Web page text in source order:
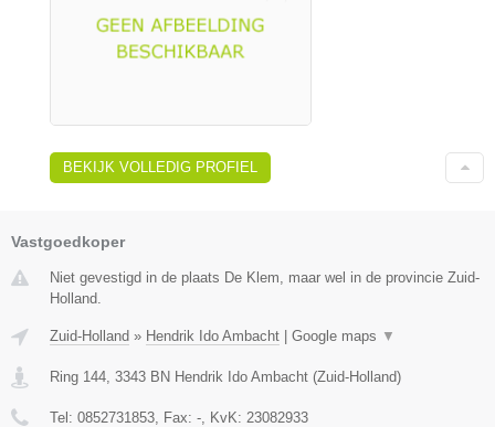
BEKIJK VOLLEDIG PROFIEL
Vastgoedkoper
Niet gevestigd in de plaats De Klem, maar wel in de provincie Zuid-
Holland.
Zuid-Holland » Hendrik Ido Ambacht Google maps ▼
Ring 144 3343 BN Hendrik Ido Ambacht (Zuid-Holland)
Tel: 0852731853 , Fax: - , KvK: 23082933